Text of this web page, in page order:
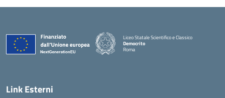
Liceo Statale Scientifico e Classico
Democrito
Roma
Link Esterni